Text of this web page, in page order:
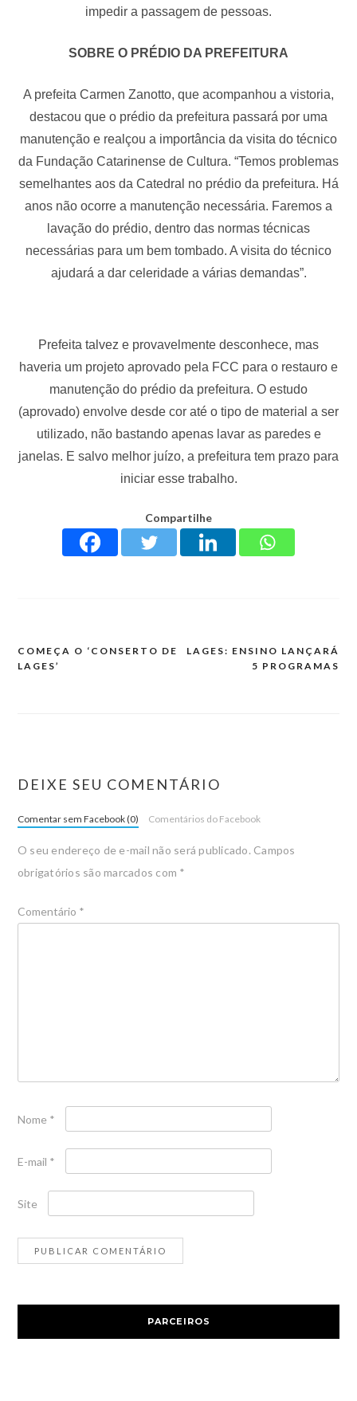
impedir a passagem de pessoas.
SOBRE O PRÉDIO DA PREFEITURA
A prefeita Carmen Zanotto, que acompanhou a vistoria,
destacou que o prédio da prefeitura passará por uma
manutenção e realçou a importância da visita do técnico
da Fundação Catarinense de Cultura. “Temos problemas
semelhantes aos da Catedral no prédio da prefeitura. Há
anos não ocorre a manutenção necessária. Faremos a
lavação do prédio, dentro das normas técnicas
necessárias para um bem tombado. A visita do técnico
ajudará a dar celeridade a várias demandas”.
Prefeita talvez e provavelmente desconhece, mas
haveria um projeto aprovado pela FCC para o restauro e
manutenção do prédio da prefeitura. O estudo
(aprovado) envolve desde cor até o tipo de material a ser
utilizado, não bastando apenas lavar as paredes e
janelas. E salvo melhor juízo, a prefeitura tem prazo para
iniciar esse trabalho.
Compartilhe
COMEÇA O ‘CONSERTO DE
LAGES’
LAGES: ENSINO LANÇARÁ
5 PROGRAMAS
DEIXE SEU COMENTÁRIO
Comentar sem Facebook (0) Comentários do Facebook
O seu endereço de e-mail não será publicado. Campos
obrigatórios são marcados com *
Comentário *
Nome *
E-mail *
Site
PARCEIROS